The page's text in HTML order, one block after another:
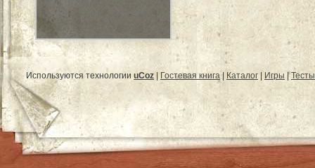
Используются технологии uCoz Гостевая книга| Каталог Игры |Тесты